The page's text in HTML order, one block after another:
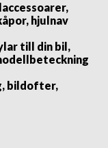
hjulnav
till din bil,
bildofter,